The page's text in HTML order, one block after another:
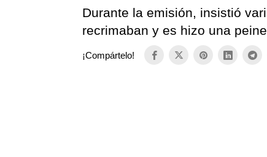
Durante la emisión, insistió
recrimaban y es hizo una
¡Compártelo!